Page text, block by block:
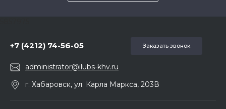
+7 (4212) 74-56-05 Заказать звонок
administrator@ilubs-khv.ru
г. Хабаровск, ул. Карла Маркса, 203В